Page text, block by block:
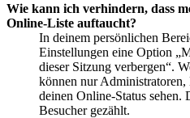
Wie kann ich verhindern, dass
Online-Liste auftaucht?
In deinem persönlichen
Einstellungen eine Option
dieser Sitzung verbergen“.
können nur
deinen Online-Status sehen.
Besucher gezählt.